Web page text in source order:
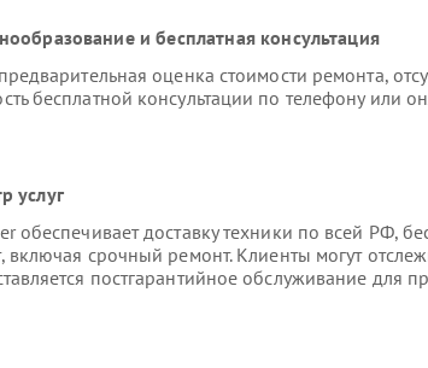
и бесплатная консультация
оценка стоимости ремонта,
бесплатной консультации по телефону или
услуг
обеспечивает доставку техники по всей РФ,
включая срочный ремонт. Клиенты могут
постгарантийное обслуживание для